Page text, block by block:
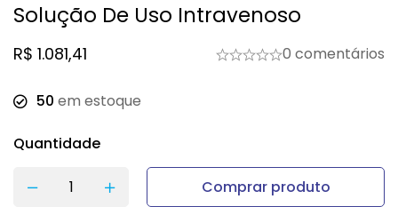
Solução De Uso Intravenoso
R$ 1.081,41 0 comentários
50 em estoque
Quantidade
Comprar produto